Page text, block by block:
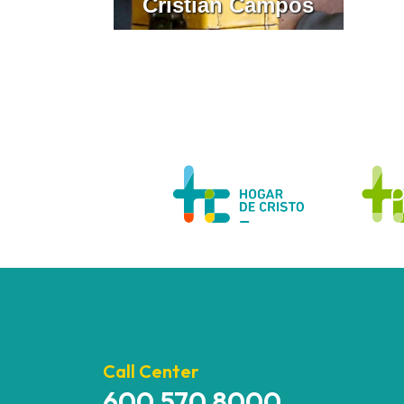
Cristián Campos
Call Center